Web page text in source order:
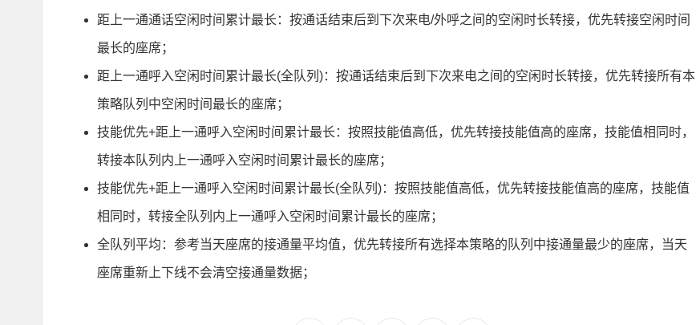
距上一通通话空闲时间累计最长：按通话结束后到下次来电/外呼之间的空闲时长转接，优先转接空闲时间
最长的座席；
距上一通呼入空闲时间累计最长(全队列)：按通话结束后到下次来电之间的空闲时长转接，优先转接所有本
策略队列中空闲时间最长的座席；
技能优先+距上一通呼入空闲时间累计最长：按照技能值高低，优先转接技能值高的座席，技能值相同时，
转接本队列内上一通呼入空闲时间累计最长的座席；
技能优先+距上一通呼入空闲时间累计最长(全队列)：按照技能值高低，优先转接技能值高的座席，技能值
相同时，转接全队列内上一通呼入空闲时间累计最长的座席；
全队列平均：参考当天座席的接通量平均值，优先转接所有选择本策略的队列中接通量最少的座席，当天
座席重新上下线不会清空接通量数据；